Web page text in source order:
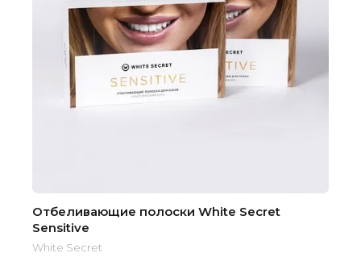
Отбеливающие полоски White Secret
Sensitive
White Secret